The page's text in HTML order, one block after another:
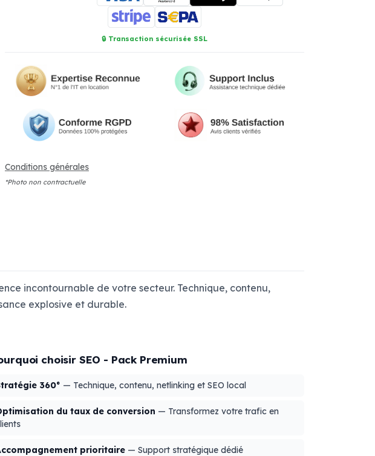
🔒 Transaction sécurisée SSL
Conditions générales
*Photo non contractuelle
incontournable de votre secteur. Technique, contenu,
explosive et durable.
choisir SEO - Pack Premium
360° — Technique, contenu, netlinking et SEO local
du taux de conversion — Transformez votre trafic en
prioritaire — Support stratégique dédié